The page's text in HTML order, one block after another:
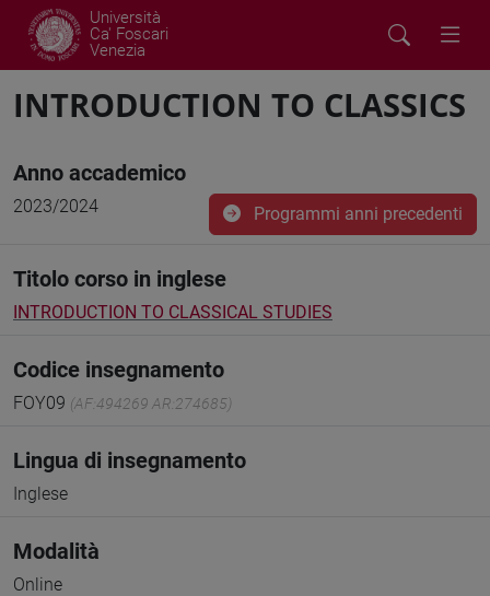
Università
Ca' Foscari
Venezia
INTRODUCTION TO CLASSICS
Anno accademico
2023/2024 Programmi anni precedenti
Titolo corso in inglese
INTRODUCTION TO CLASSICAL STUDIES
Codice insegnamento
FOY09 (AF:494269 AR:274685)
Lingua di insegnamento
Inglese
Modalità
Online